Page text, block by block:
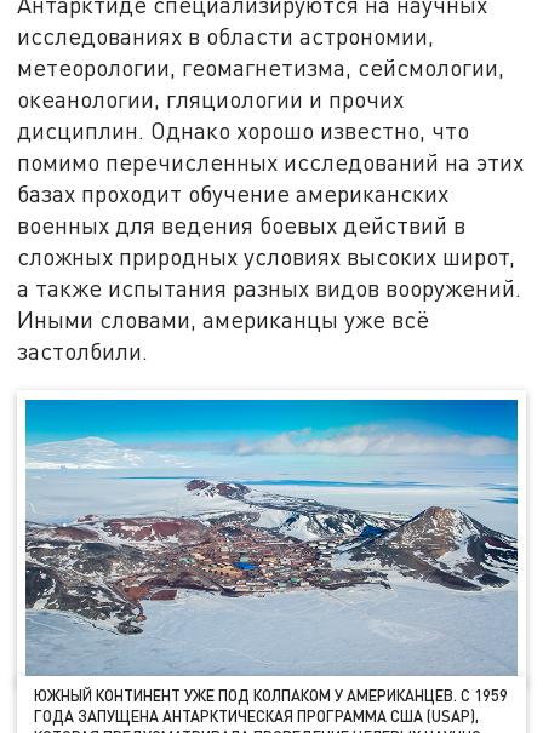
исследованиях в области астрономии,
метеорологии, геомагнетизма, сейсмологии,
океанологии, гляциологии и прочих
дисциплин. Однако хорошо известно, что
помимо перечисленных исследований на этих
базах проходит обучение американских
военных для ведения боевых действий в
сложных природных условиях высоких широт,
а также испытания разных видов вооружений.
Иными словами, американцы уже всё
застолбили.
ЮЖНЫЙ КОНТИНЕНТ УЖЕ ПОД КОЛПАКОМ У АМЕРИКАНЦЕВ. С 1959
ГОДА ЗАПУЩЕНА АНТАРКТИЧЕСКАЯ ПРОГРАММА США (USAP),